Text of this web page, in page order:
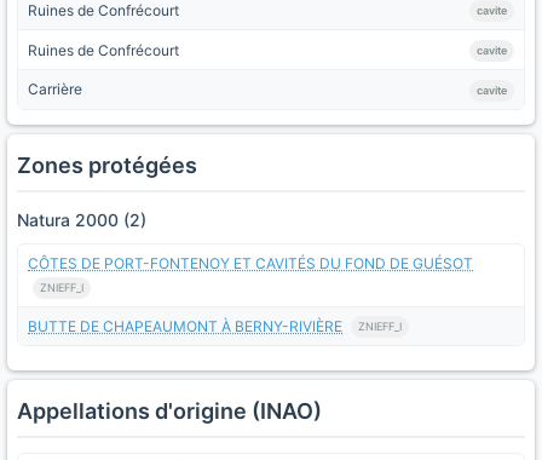
Ruines de Confrécourt cavite
Ruines de Confrécourt cavite
Carrière cavite
Zones protégées
Natura 2000 (2)
CÔTES DE PORT-FONTENOY ET CAVITÉS DU FOND DE GUÉSOT
ZNIEFF_I
BUTTE DE CHAPEAUMONT À BERNY-RIVIÈRE ZNIEFF_I
Appellations d'origine (INAO)